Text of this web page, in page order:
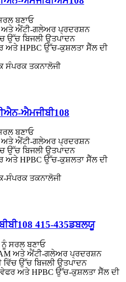
ਬਣਾਓ
ਅਤੇ ਐਂਟੀ-ਗਲੇਅਰ ਪ੍ਰਦਰਸ਼ਨ
ਉੱਚ ਬਿਜਲੀ ਉਤਪਾਦਨ
ਅਤੇ HPBC ਉੱਚ-ਕੁਸ਼ਲਤਾ ਸੈੱਲ ਦੀ
ਸੰਪਰਕ ਤਕਨਾਲੋਜੀ
ਐਮਜੀਬੀ108
ਬਣਾਓ
ਅਤੇ ਐਂਟੀ-ਗਲੇਅਰ ਪ੍ਰਦਰਸ਼ਨ
ਉੱਚ ਬਿਜਲੀ ਉਤਪਾਦਨ
ਅਤੇ HPBC ਉੱਚ-ਕੁਸ਼ਲਤਾ ਸੈੱਲ ਦੀ
ਸੰਪਰਕ ਤਕਨਾਲੋਜੀ
415-435ਡਬਲਯੂ
ਸਰਲ ਬਣਾਓ
ਅਤੇ ਐਂਟੀ-ਗਲੇਅਰ ਪ੍ਰਦਰਸ਼ਨ
ਵਿੱਚ ਉੱਚ ਬਿਜਲੀ ਉਤਪਾਦਨ
ਅਤੇ HPBC ਉੱਚ-ਕੁਸ਼ਲਤਾ ਸੈੱਲ ਦੀ